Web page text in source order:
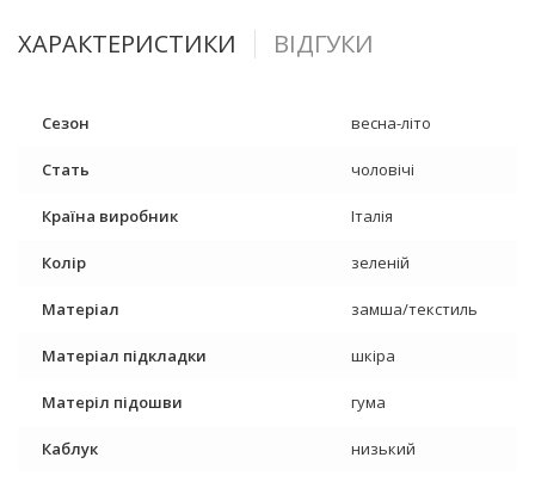
ХАРАКТЕРИСТИКИ ВІДГУКИ
Сезон весна-літо
Стать чоловічі
Країна виробник Італія
Колір зеленій
Матеріал замша/текстиль
Матеріал підкладки шкіра
Матеріл підошви гума
Каблук низький